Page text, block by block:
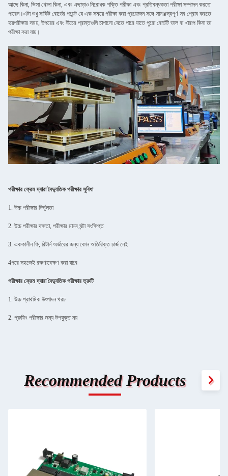
আছে কিনা, ভিসা খোলা কিনা, এবং এছাড়াও নিরোধক শক্তি পরীক্ষা এবং প্রতিবন্ধকতা পরীক্ষা সম্পাদন করতে
পারেন।এটা শুধু সার্কিট বোর্ডের পয়েন্ট যে এক সময়ে পরীক্ষা করা প্রয়োজন সঙ্গে সামঞ্জস্যপূর্ণ সব প্রোব করতে
হয়পরীক্ষার সময়, উপরের এবং নীচের প্রান্তগুলি চাপানো যেতে পারে যাতে পুরো বোর্ডটি ভাল বা খারাপ কিনা তা
পরীক্ষা করা যায়।
পরীক্ষার ফ্রেম দ্বারা বৈদ্যুতিক পরীক্ষার সুবিধা
1. উচ্চ পরীক্ষার নির্ভুলতা
2. উচ্চ পরীক্ষার দক্ষতা, পরীক্ষার মানব ঘন্টা সংক্ষিপ্ত
3. এককালীন ফি, রিটার্ন অর্ডারের জন্য কোন অতিরিক্ত চার্জ নেই
4পরে সহজেই রক্ষণাবেক্ষণ করা যাবে
পরীক্ষার ফ্রেম দ্বারা বৈদ্যুতিক পরীক্ষার ত্রুটি
1. উচ্চ প্রাথমিক উৎপাদন খরচ
2. প্রুফিং পরীক্ষার জন্য উপযুক্ত নয়
Recommended Products